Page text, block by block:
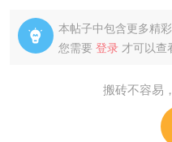

本帖子中包含更多精
您需要 登录 才可以查
搬砖不容易